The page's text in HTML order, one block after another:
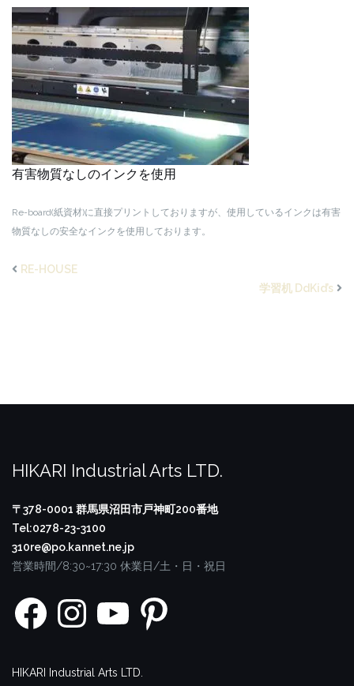
有害物質なしのインクを使用
Re-board(紙資材)に直接プリントしておりますが、使用しているインクは有害
物質なしの安全なインクを使用しております。
RE-HOUSE
学習机 DdKid’s
HIKARI Industrial Arts LTD.
〒378-0001 群馬県沼田市戸神町200番地
Tel:0278-23-3100
310re@po.kannet.ne.jp
営業時間/8:30~17:30 休業日/土・日・祝日
FacebookInstagramYouTube Pinterest
HIKARI Industrial Arts LTD.